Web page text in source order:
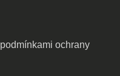
podmínkami ochrany